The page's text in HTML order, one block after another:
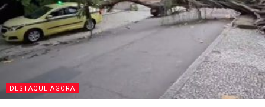
DESTAQUE AGORA